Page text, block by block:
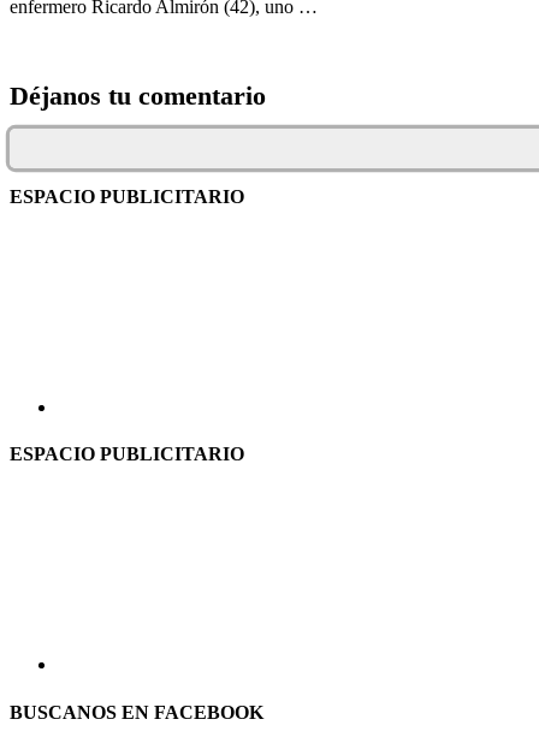
enfermero Ricardo Almirón (42), uno …
Déjanos tu comentario
ESPACIO PUBLICITARIO
ESPACIO PUBLICITARIO
BUSCANOS EN FACEBOOK